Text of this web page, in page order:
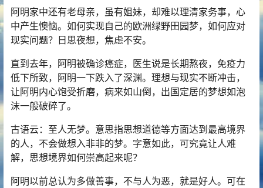
阿明家中还有老母亲，虽有姐妹，却难以理清家务事，心
中产生懊恼。如何实现自己的欧洲绿野田园梦，如何应对
现实问题？日思夜想，焦虑不安。
直到去年，阿明被确诊癌症，医生说是长期熬夜，免疫力
低下所致，阿明一下跌入了深渊。理想与现实不断冲击，
让阿明内心饱受折磨，病来如山倒，出国定居的梦想如泡
沫一般破碎了。
古语云：至人无梦。意思指思想道德等方面达到最高境界
的人，不会做想入非非的梦。字意如此，可究竟让人难
解，思想境界如何崇高起来呢？
阿明以前总认为多做善事，不与人为恶，就是好人。可在